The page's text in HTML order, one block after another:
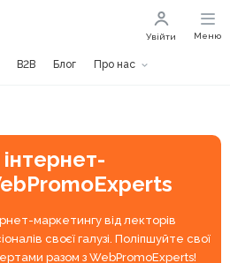
B2B Блог Про нас
Увійти Меню
маркетингу від лекторів
своєї галузі. Поліпшуйте свої
разом з WebPromoExperts!